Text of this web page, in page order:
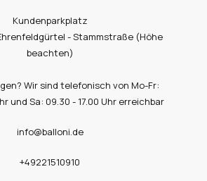
Kundenparkplatz
- Stammstraße (Höhe
beachten)
Wir sind telefonisch von Mo-Fr:
und Sa: 09.30 - 17.00 Uhr erreichbar
info@balloni.de
+49221510910